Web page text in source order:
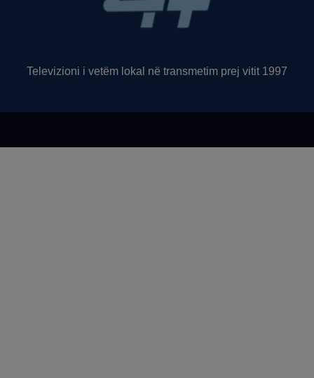
Televizioni i vetëm lokal në transmetim prej vitit 1997